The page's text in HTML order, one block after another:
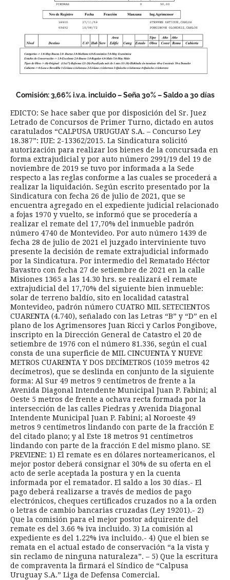
Comisión: 3,66% i.v.a. incluido – Seña 30% – Saldo a 30 días
EDICTO: Se hace saber que por disposición del Sr. Juez
Letrado de Concursos de Primer Turno, dictado en autos
caratulados “CALPUSA URUGUAY S.A. – Concurso Ley
18.387”: IUE: 2-13362/2015. La Sindicatura solicitó
autorización para realizar los bienes de la concursada en
forma extrajudicial y por auto número 2991/19 del 19 de
noviembre de 2019 se tuvo por informada a la Sede
respecto a las reglas conforme a las cuales se procederá a
realizar la liquidación. Según escrito presentado por la
Sindicatura con fecha 26 de julio de 2021, que se
encuentra agregado en el expediente judicial relacionado
a fojas 1970 y vuelto, se informó que se procedería a
realizar el remate del 17,70% del inmueble padrón
número 4740 de Montevideo. Por auto número 1439 de
fecha 28 de julio de 2021 el juzgado interviniente tuvo
presente la decisión de remate extrajudicial informado
por la Sindicatura. Por intermedio del Rematado Héctor
Bavastro con fecha 27 de setiembre de 2021 en la calle
Misiones 1365 a las 14.30 hrs. se realizará el remate
extrajudicial del 17,70% del siguiente bien inmueble:
solar de terreno baldío, sito en localidad catastral
Montevideo, padrón número CUATRO MIL SETECIENTOS
CUARENTA (4.740), señalado con las Letras “B” y “D” en el
plano de los Agrimensores Juan Ricci y Carlos Pongibove,
inscripto en la Dirección General de Catastro el 20 de
setiembre de 1976 con el número 81.336, según el cual
consta de una superficie de MIL CINCUENTA Y NUEVE
METROS CUARENTA Y DOS DECÍMETROS (1059 metros 42
decímetros), que se deslinda en conjunto de la siguiente
forma: Al Sur 49 metros 9 centímetros de frente a la
Avenida Diagonal Intendente Municipal Juan P. Fabini; al
Oeste 5 metros de frente a ochava recta formada por la
intersección de las calles Piedras y Avenida Diagonal
Intendente Municipal Juan P. Fabini; al Noroeste 49
metros 9 centímetros lindando con parte de la fracción E
del citado plano; y al Este 18 metros 91 centímetros
lindando con parte de la fracción E del mismo plano. SE
PREVIENE: 1) El remate es en dólares norteamericanos, el
mejor postor deberá consignar el 30% de su oferta en el
acto de serle aceptada la postura y en la cuenta
informada por el rematador. El saldo a los 30 días.- El
pago deberá realizarse a través de medios de pago
electrónicos, cheques certificados cruzados no a la orden
o letras de cambio bancarias cruzadas (Ley 19201).- 2)
Que la comisión para el mejor postor adquirente del
remate es del 3.66 % iva incluido. 3) La comisión al
expediente es del 1.22% iva incluido.- 4) Que el bien se
remata en el actual estado de conservación “a la vista y
sin reclamo de ninguna naturaleza”. – 5) Que la escritura
de compraventa la firmará el Síndico de “Calpusa
Uruguay S.A.” Liga de Defensa Comercial.